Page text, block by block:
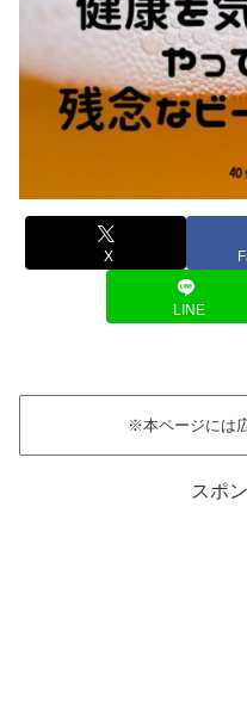
X
LINE
※本ページには
スポ